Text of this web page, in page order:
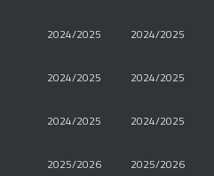
2024/2025 2024/2025
2024/2025 2024/2025
2024/2025 2024/2025
2025/2026 2025/2026